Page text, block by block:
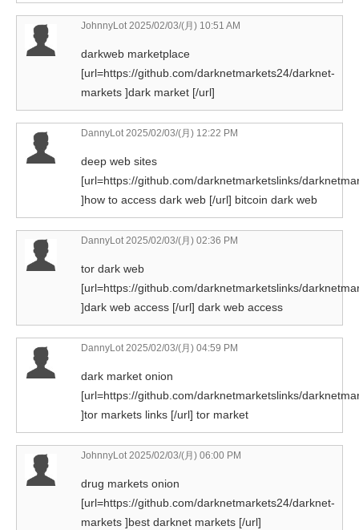
JohnnyLot2025/02/03/(月) 10:51 AM
darkweb marketplace
[url=https://github.com/darknetmarkets24/darknet-
markets ]dark market [/url]
DannyLot2025/02/03/(月) 12:22 PM
deep web sites
[url=https://github.com/darknetmarketslinks/
]how to access dark web [/url] bitcoin dark web
DannyLot2025/02/03/(月) 02:36 PM
tor dark web
[url=https://github.com/darknetmarketslinks/
]dark web access [/url] dark web access
DannyLot2025/02/03/(月) 04:59 PM
dark market onion
[url=https://github.com/darknetmarketslinks/
]tor markets links [/url] tor market
JohnnyLot2025/02/03/(月) 06:00 PM
drug markets onion
[url=https://github.com/darknetmarkets24/darknet-
markets ]best darknet markets [/url]